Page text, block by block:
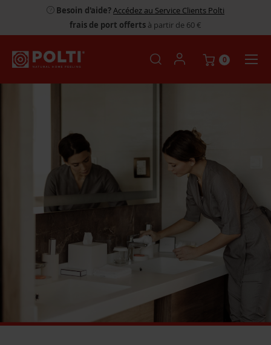
Besoin d'aide?Accédez au Service Clients Polti
frais de port offerts à partir de 60 €
0